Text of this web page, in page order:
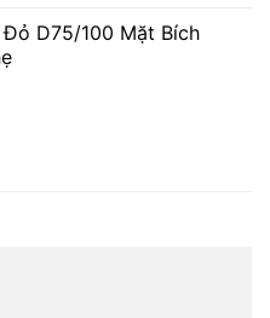
Đỏ D75/100 Mặt Bích